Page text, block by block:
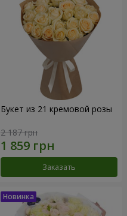
Букет из 21 кремовой розы
2 187 грн
Заказать